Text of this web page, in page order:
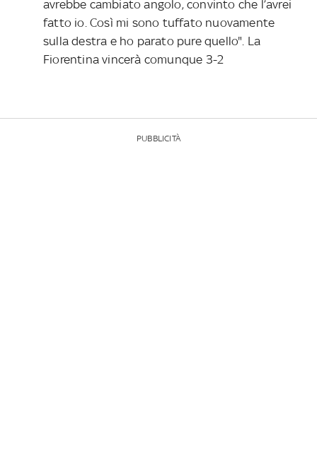
avrebbe cambiato angolo, convinto che l’avrei
fatto io. Così mi sono tuffato nuovamente
sulla destra e ho parato pure quello". La
Fiorentina vincerà comunque 3-2
PUBBLICITÀ